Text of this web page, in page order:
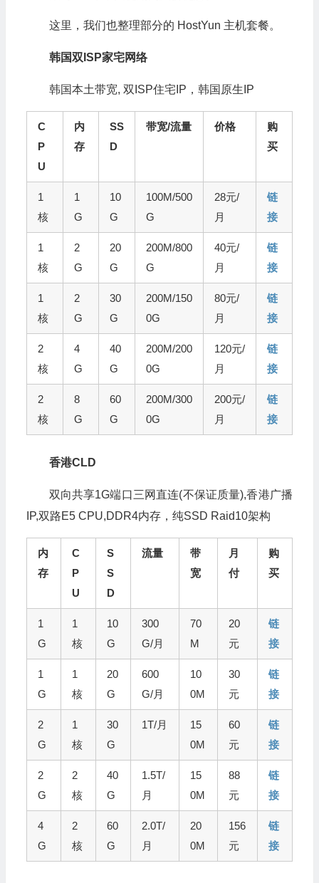
这里，我们也整理部分的 HostYun 主机套餐。
韩国双ISP家宅网络
韩国本土带宽, 双ISP住宅IP，韩国原生IP
C
P
U
内
存
SS
D
带宽/流量 价格
购
买
1
核
1
G
10
G
100M/500
G
28元/
月
链
接
1
核
2
G
20
G
200M/800
G
40元/
月
链
接
1
核
2
G
30
G
200M/150
0G
80元/
月
链
接
2
核
4
G
40
G
200M/200
0G
120元/
月
链
接
2
核
8
G
60
G
200M/300
0G
200元/
月
链
接
香港CLD
双向共享1G端口三网直连(不保证质量),香港广播
IP,双路E5 CPU,DDR4内存，纯SSD Raid10架构
内
存
C
P
U
S
S
D
流量
带
宽
月
付
购
买
1
G
1
核
10
G
300
G/月
70
M
20
元
链
接
1
G
1
核
20
G
600
G/月
10
0M
30
元
链
接
2
G
1
核
30
G
1T/月
15
0M
60
元
链
接
2
G
2
核
40
G
1.5T/
月
15
0M
88
元
链
接
4
G
2
核
60
G
2.0T/
月
20
0M
156
元
链
接